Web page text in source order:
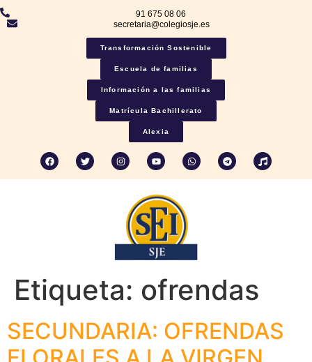
91 675 08 06
secretaria@colegiosje.es
Transformación Sostenible
Escuela de familias
Información a las familias
Matrícula Bachillerato
Alexia
Etiqueta: ofrendas
SECUNDARIA: OFRENDAS